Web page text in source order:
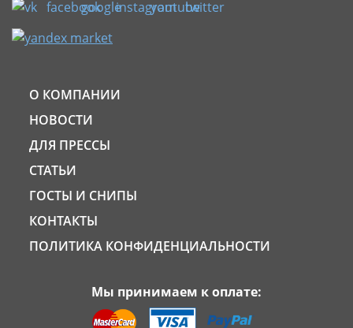
О КОМПАНИИ
НОВОСТИ
ДЛЯ ПРЕССЫ
СТАТЬИ
ГОСТЫ И СНИПЫ
КОНТАКТЫ
ПОЛИТИКА КОНФИДЕНЦИАЛЬНОСТИ
Мы принимаем к оплате: